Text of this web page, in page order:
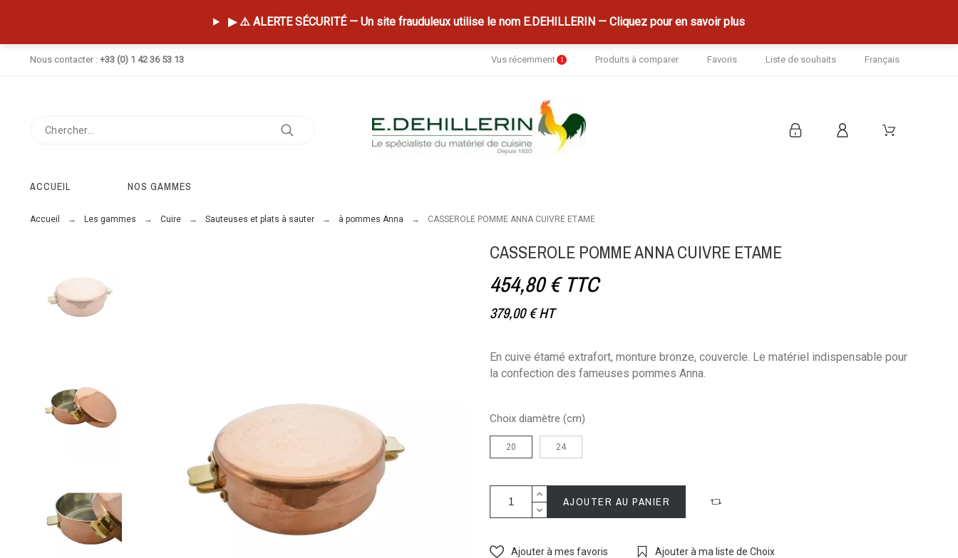
▶ ⚠️ ALERTE SÉCURITÉ — Un site frauduleux utilise le nom E.DEHILLERIN — Cliquez pour en savoir plus
Nous contacter : +33 (0) 1 42 36 53 13 Vus récemment 1 Produits à comparer Favoris Liste de souhaits Français
ACCUEIL NOS GAMMES
Accueil Les gammes Cuire Sauteuses et plats à sauter à pommes Anna CASSEROLE POMME ANNA CUIVRE ETAME
CASSEROLE POMME ANNA CUIVRE ETAME
454,80 € TTC
379,00 €HT
En cuive étamé extrafort, monture bronze, couvercle. Le matériel indispensable pour
la confection des fameuses pommes Anna.
Choix diamètre (cm)
20 24
AJOUTER AU PANIER
Ajouter à mes favoris Ajouter à ma liste de Choix